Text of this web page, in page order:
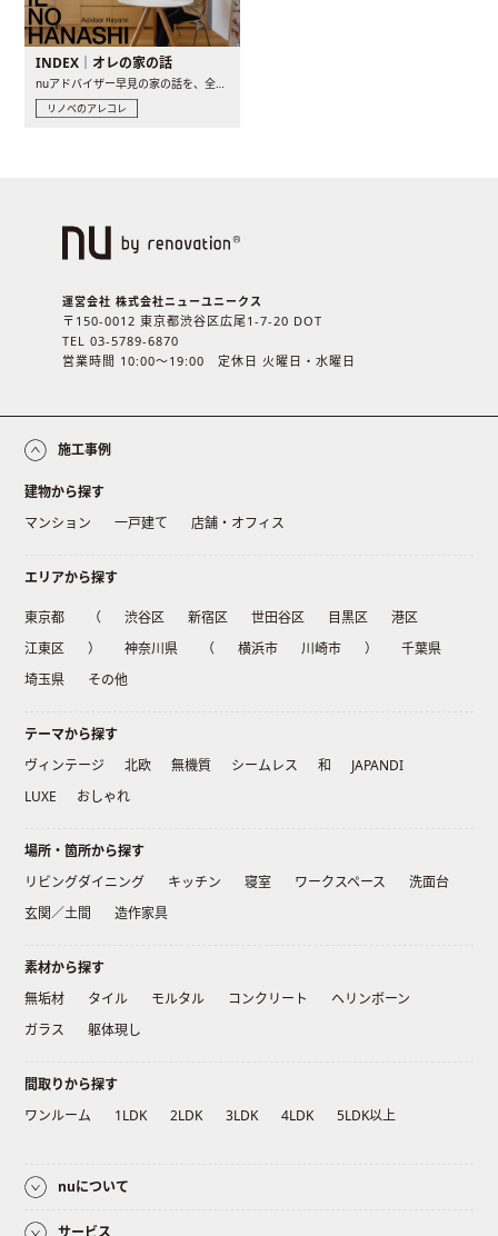
INDEX｜オレの家の話
リノベのアレコレ
運営会社 株式会社ニューユニークス
〒150-0012 東京都渋谷区広尾1-7-20 DOT
TEL 03-5789-6870
営業時間 10:00〜19:00 定休日 火曜日・水曜日
施工事例
建物から探す
マンション
一戸建て 店舗・オフィス
エリアから探す
東京都 （ 渋谷区 新宿区 世田谷区 目黒区
港区
江東区
） 神奈川県 （ 横浜市 川崎市 ）
千葉県
埼玉県
その他
テーマから探す
ヴィンテージ
北欧 無機質 シームレス 和
JAPANDI
LUXE
おしゃれ
場所・箇所から探す
リビングダイニング
キッチン 寝室 ワークスペース
洗面台
玄関／土間
造作家具
素材から探す
無垢材
タイル モルタル コンクリート
ヘリンボーン
ガラス
躯体現し
間取りから探す
ワンルーム
1LDK 2LDK 3LDK 4LDK 5LDK以上
nuについて
サービス